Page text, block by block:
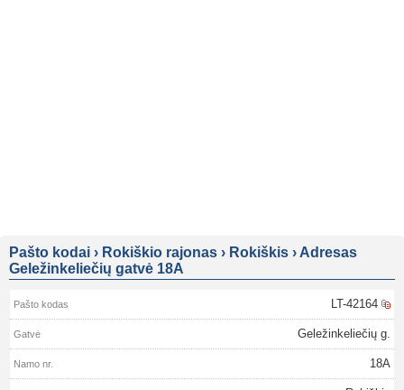
Pašto kodai › Rokiškio rajonas › Rokiškis › Adresas
Geležinkeliečių gatvė 18A
LT-42164
Geležinkeliečių g.
18A